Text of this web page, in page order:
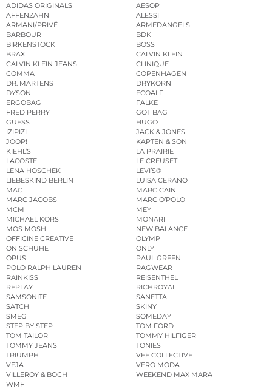
ADIDAS ORIGINALS
AESOP
AFFENZAHN
ALESSI
ARMANI/PRIVÉ
ARMEDANGELS
BARBOUR
BDK
BIRKENSTOCK
BOSS
BRAX
CALVIN KLEIN
CALVIN KLEIN JEANS
CLINIQUE
COMMA
COPENHAGEN
DR. MARTENS
DRYKORN
DYSON
ECOALF
ERGOBAG
FALKE
FRED PERRY
GOT BAG
GUESS
HUGO
IZIPIZI
JACK & JONES
JOOP!
KAPTEN & SON
KIEHL’S
LA PRAIRIE
LACOSTE
LE CREUSET
LENA HOSCHEK
LEVI’S®
LIEBESKIND BERLIN
LUISA CERANO
MAC
MARC CAIN
MARC JACOBS
MARC O’POLO
MCM
MEY
MICHAEL KORS
MONARI
MOS MOSH
NEW BALANCE
OFFICINE CREATIVE
OLYMP
ON SCHUHE
ONLY
OPUS
PAUL GREEN
POLO RALPH LAUREN
RAGWEAR
RAINKISS
REISENTHEL
REPLAY
RICHROYAL
SAMSONITE
SANETTA
SATCH
SKINY
SMEG
SOMEDAY
STEP BY STEP
TOM FORD
TOM TAILOR
TOMMY HILFIGER
TOMMY JEANS
TONIES
TRIUMPH
VEE COLLECTIVE
VEJA
VERO MODA
VILLEROY & BOCH
WEEKEND MAX MARA
WMF